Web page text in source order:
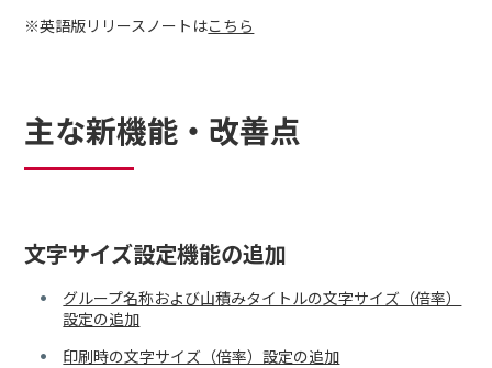
※英語版リリースノートはこちら
主な新機能・改善点
文字サイズ設定機能の追加
グループ名称および山積みタイトルの文字サイズ（倍率）
設定の追加
印刷時の文字サイズ（倍率）設定の追加